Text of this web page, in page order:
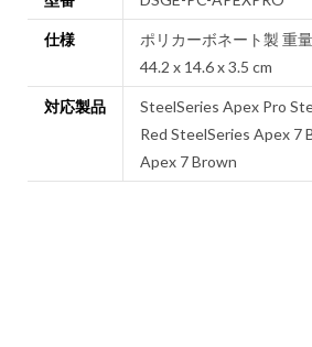
仕様
ポリカーボネート製 重
44.2 x 14.6 x 3.5 cm
対応製品
SteelSeries Apex Pro
Red SteelSeries Apex 7
Apex 7 Brown